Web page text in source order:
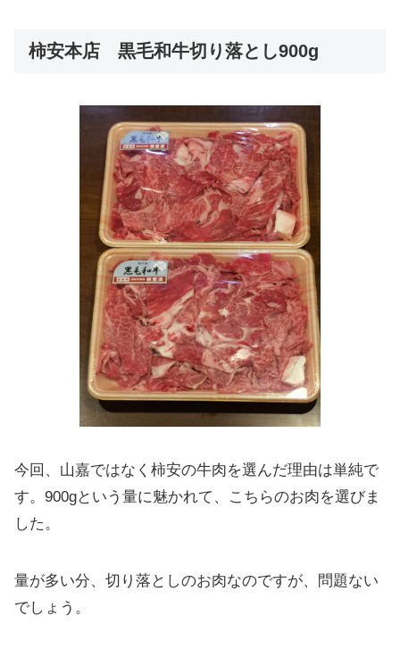
柿安本店 黒毛和牛切り落とし900g
今回、山嘉ではなく柿安の牛肉を選んだ理由は単純で
す。900gという量に魅かれて、こちらのお肉を選びま
した。
量が多い分、切り落としのお肉なのですが、問題ない
でしょう。